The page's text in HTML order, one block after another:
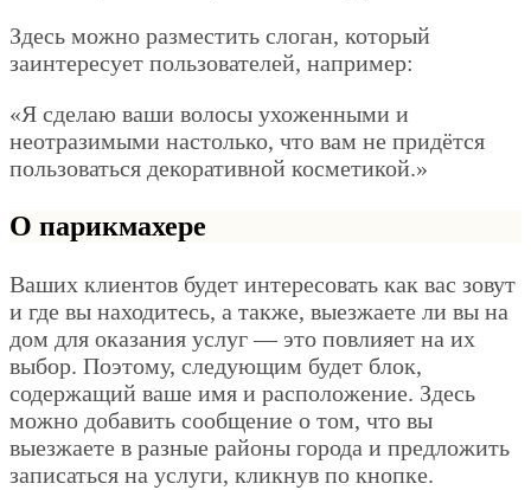
Здесь можно разместить слоган, который
заинтересует пользователей, например:
«Я сделаю ваши волосы ухоженными и
неотразимыми настолько, что вам не придётся
пользоваться декоративной косметикой.»
О парикмахере
Ваших клиентов будет интересовать как вас зовут
и где вы находитесь, а также, выезжаете ли вы на
дом для оказания услуг — это повлияет на их
выбор. Поэтому, следующим будет блок,
содержащий ваше имя и расположение. Здесь
можно добавить сообщение о том, что вы
выезжаете в разные районы города и предложить
записаться на услуги, кликнув по кнопке.